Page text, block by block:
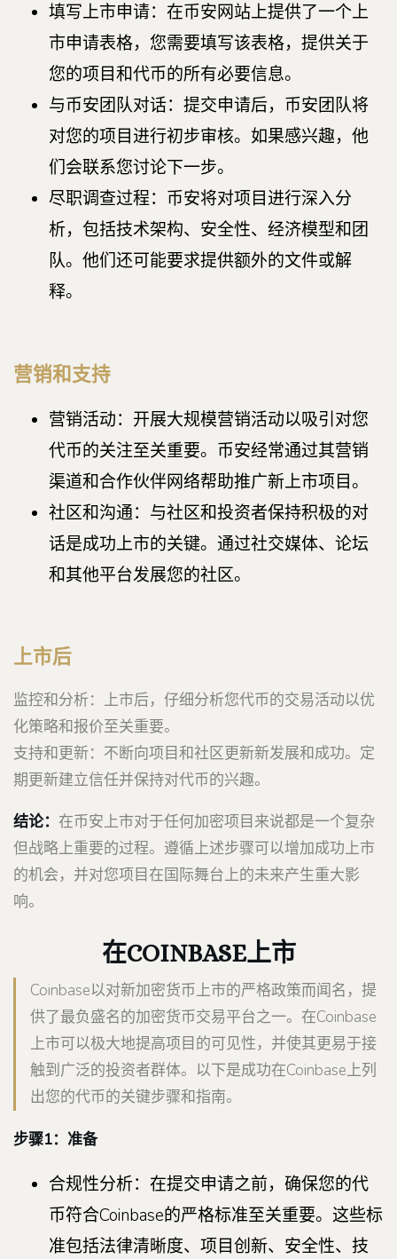
填写上市申请：在币安网站上提供了一个上
市申请表格，您需要填写该表格，提供关于
您的项目和代币的所有必要信息。
与币安团队对话：提交申请后，币安团队将
对您的项目进行初步审核。如果感兴趣，他
们会联系您讨论下一步。
尽职调查过程：币安将对项目进行深入分
析，包括技术架构、安全性、经济模型和团
队。他们还可能要求提供额外的文件或解
释。
营销和支持
营销活动：开展大规模营销活动以吸引对您
代币的关注至关重要。币安经常通过其营销
渠道和合作伙伴网络帮助推广新上市项目。
社区和沟通：与社区和投资者保持积极的对
话是成功上市的关键。通过社交媒体、论坛
和其他平台发展您的社区。
上市后
监控和分析：上市后，仔细分析您代币的交易活动以优
化策略和报价至关重要。
支持和更新：不断向项目和社区更新新发展和成功。定
期更新建立信任并保持对代币的兴趣。
结论： 在币安上市对于任何加密项目来说都是一个复杂
但战略上重要的过程。遵循上述步骤可以增加成功上市
的机会，并对您项目在国际舞台上的未来产生重大影
响。
在COINBASE上市
Coinbase以对新加密货币上市的严格政策而闻名，提
供了最负盛名的加密货币交易平台之一。在Coinbase
上市可以极大地提高项目的可见性，并使其更易于接
触到广泛的投资者群体。以下是成功在Coinbase上列
出您的代币的关键步骤和指南。
步骤1：准备
合规性分析：在提交申请之前，确保您的代
币符合Coinbase的严格标准至关重要。这些标
准包括法律清晰度、项目创新、安全性、技